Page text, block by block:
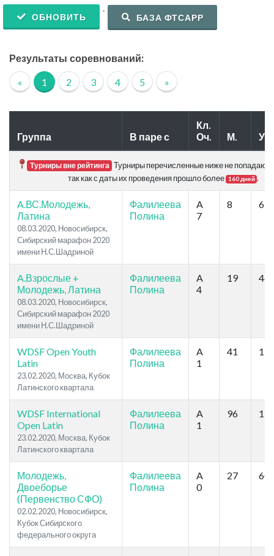
ОБНОВИТЬ
.
БАЗА ФТСАРР
Результаты соревнований:
« 1 2 3 4 5 »
Группа В паре с
Кл.
Оч.
М. Уч.
Турниры вне рейтинга Турниры перечисленные ниже не попадают
так как с даты их проведения прошло более
160 дней .
A.ВС.Молодежь,
Латина
08.03.2020, Новосибирск,
Сибирский марафон 2020
имени Н.С.Шадриной
Фалилеева
Полина
A
7
8 65
A.Взрослые +
Молодежь, Латина
08.03.2020, Новосибирск,
Сибирский марафон 2020
имени Н.С.Шадриной
Фалилеева
Полина
A
4
19 46
WDSF Open Youth
Latin
23.02.2020, Москва, Кубок
Латинского квартала
Фалилеева
Полина
A
1
41
WDSF International
Open Latin
23.02.2020, Москва, Кубок
Латинского квартала
Фалилеева
Полина
A
1
96
Молодежь,
Двоеборье
(Первенство СФО)
02.02.2020, Новосибирск,
Кубок Сибирского
федерального округа
Фалилеева
Полина
A
0
27 60